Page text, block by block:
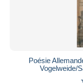
Poésie
Vogelweide/